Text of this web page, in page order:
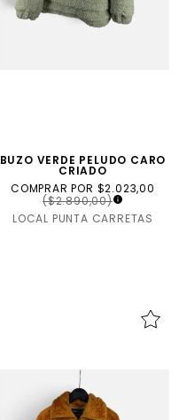
BUZO VERDE PELUDO CARO
CRIADO
COMPRAR POR $2.023,00
($2.890,00)
LOCAL PUNTA CARRETAS